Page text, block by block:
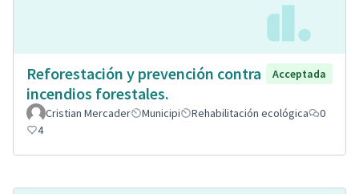
Reforestación y prevención contra
incendios forestales.
Acceptada
Cristian Mercader Municipi Rehabilitación ecológica
0
4